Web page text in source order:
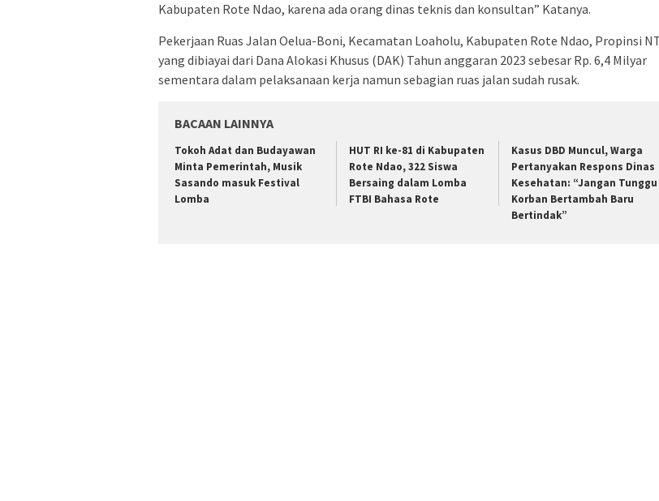
Kabupaten Rote Ndao, karena ada orang dinas teknis dan konsultan” Katanya.
Pekerjaan Ruas Jalan Oelua-Boni, Kecamatan Loaholu, Kabupaten Rote Ndao, Propinsi
yang dibiayai dari Dana Alokasi Khusus (DAK) Tahun anggaran 2023 sebesar Rp. 6,4 Milyar
sementara dalam pelaksanaan kerja namun sebagian ruas jalan sudah rusak.
BACAAN LAINNYA
Tokoh Adat dan Budayawan
Minta Pemerintah, Musik
Sasando masuk Festival
Lomba
HUT RI ke-81 di Kabupaten
Rote Ndao, 322 Siswa
Bersaing dalam Lomba
FTBI Bahasa Rote
Kasus DBD Muncul, Warga
Pertanyakan Respons Dinas
Kesehatan: “Jangan Tunggu
Korban Bertambah Baru
Bertindak”